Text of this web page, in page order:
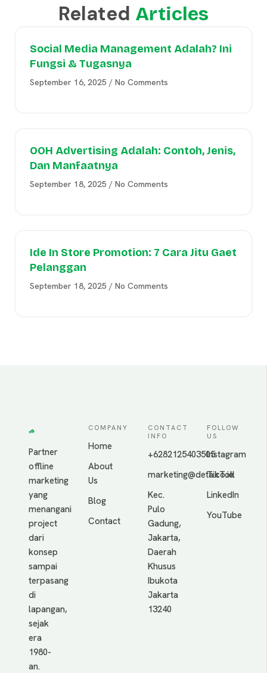
Related Articles
Social Media Management Adalah? Ini
Fungsi & Tugasnya
September 16, 2025 No Comments
OOH Advertising Adalah: Contoh, Jenis,
Dan Manfaatnya
September 18, 2025 No Comments
Ide In Store Promotion: 7 Cara Jitu Gaet
Pelanggan
September 18, 2025 No Comments
Partner
offline
marketing
yang
menangani
project
dari
konsep
sampai
terpasang
di
lapangan,
sejak
era
1980-
an.
COMPANY
Home
About
Us
Blog
Contact
CONTACT
INFO
+6282125403505
marketing@deta.co.id
Kec.
Pulo
Gadung,
Jakarta,
Daerah
Khusus
Ibukota
Jakarta
13240
FOLLOW
US
Instagram
TikTok
LinkedIn
YouTube